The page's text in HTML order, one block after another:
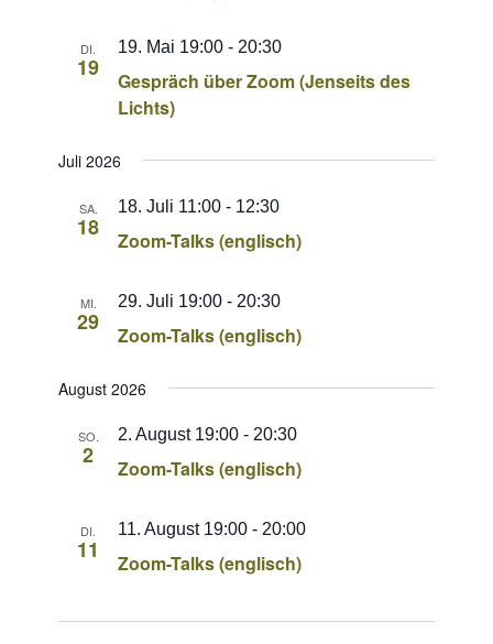
DI.
19
Gespräch über Zoom (Jenseits des
Lichts)
19. Mai 19:00 - 20:30
Juli 2026
SA.
18 Zoom-Talks (englisch)
18. Juli 11:00 - 12:30
MI.
29 Zoom-Talks (englisch)
29. Juli 19:00 - 20:30
August 2026
SO.
2 Zoom-Talks (englisch)
2. August 19:00 - 20:30
DI.
11 Zoom-Talks (englisch)
11. August 19:00 - 20:00